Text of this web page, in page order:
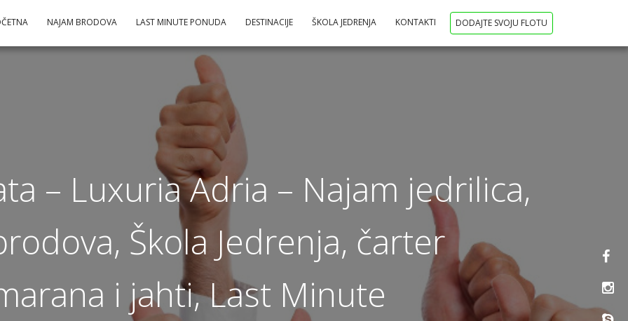
NAJAM BRODOVA LAST MINUTE PONUDA DESTINACIJE ŠKOLA JEDRENJA KONTAKTI DODAJTE SVOJU FLOTU
– Luxuria Adria – Najam jedrilica,
Škola Jedrenja, čarter
i jahti, Last Minute